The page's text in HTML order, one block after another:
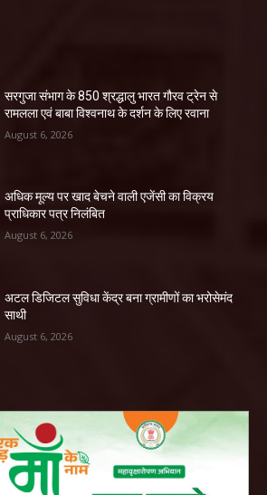
सरगुजा संभाग के 850 श्रद्धालु भारत गौरव ट्रेन से
रामलला एवं बाबा विश्वनाथ के दर्शन के लिए रवाना
August 6, 2026
अधिक मूल्य पर खाद बेचने वाली एजेंसी का विक्रय
प्राधिकार पत्र निलंबित
August 6, 2026
अटल डिजिटल सुविधा केंद्र बना ग्रामीणों का भरोसेमंद
साथी
August 6, 2026